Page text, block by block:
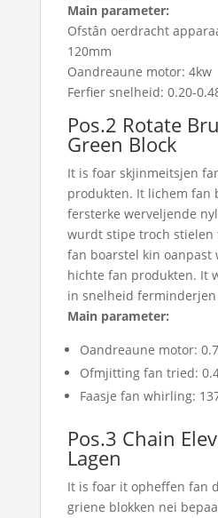
Main parameter:
Ofstân oerdracht
120mm
Oandreaune motor: 4kw
Ferfier snelheid: 0.20-
Pos.2 Rotate
Green Block
It is foar skjinmeitsjen
produkten. It lichem fan
fersterke werveljende
wurdt stipe troch stielen
fan boarstel kin oanpast
hichte fan produkten. It
in snelheid
Main parameter:
Oandreaune motor:
Ofmjitting fan tried:
Faasje fan whirling:
Pos.3 Chain
Lagen
It is foar it opheffen fan
griene blokken nei